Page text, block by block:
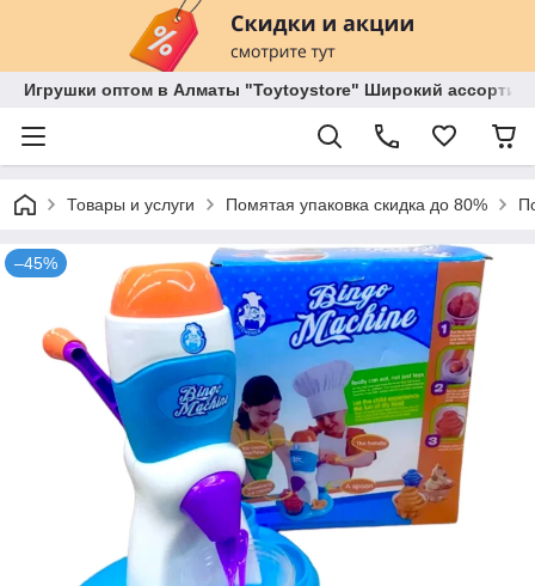
Игрушки оптом в Алматы "Toytoystore" Широкий
Товары и услуги Помятая упаковка скидка до 80%
–45%